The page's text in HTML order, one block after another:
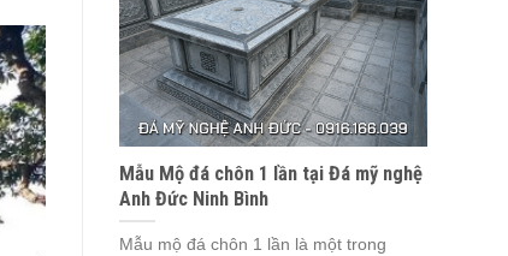
Mẫu Mộ đá chôn 1 lần tại Đá mỹ nghệ
Anh Đức Ninh Bình
Mẫu mộ đá chôn 1 lần là một trong